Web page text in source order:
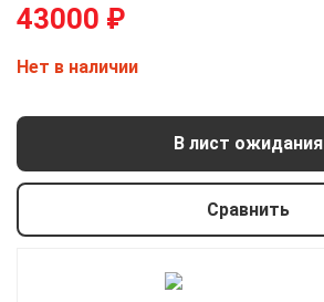
43000 ₽
Нет в наличии
В лист ожидания
Сравнить